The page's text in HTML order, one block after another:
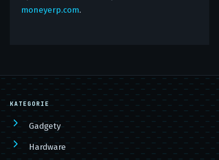
moneyerp.com.
KATEGORIE
Gadgety
Hardware